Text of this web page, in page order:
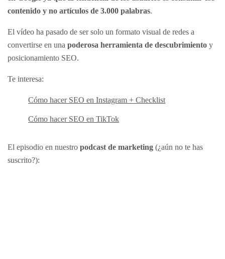
contenido y no artículos de 3.000 palabras.
El vídeo ha pasado de ser solo un formato visual de redes a
convertirse en una poderosa herramienta de descubrimiento y
posicionamiento SEO.
Te interesa:
Cómo hacer SEO en Instagram + Checklist
Cómo hacer SEO en TikTok
El episodio en nuestro podcast de marketing (¿aún no te has
suscrito?):